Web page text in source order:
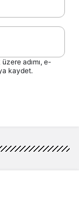
adımı, e-
kaydet.